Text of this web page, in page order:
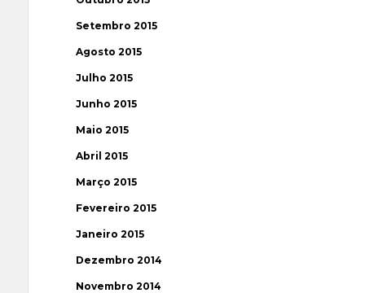
Setembro 2015
Agosto 2015
Julho 2015
Junho 2015
Maio 2015
Abril 2015
Março 2015
Fevereiro 2015
Janeiro 2015
Dezembro 2014
Novembro 2014